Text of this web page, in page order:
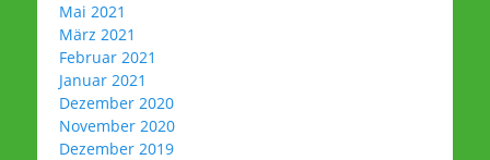
Mai 2021
März 2021
Februar 2021
Januar 2021
Dezember 2020
November 2020
Dezember 2019